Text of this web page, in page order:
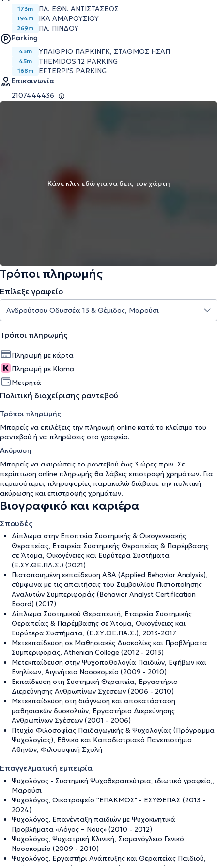
173m ΠΛ. ΕΘΝ. ΑΝΤΙΣΤΑΣΕΩΣ
194m ΙΚΑ ΑΜΑΡΟΥΣΙΟΥ
269m
ΠΛ. ΠΙΝΔΟΥ
Parking
43m ΥΠΑΙΘΡΙΟ ΠΑΡΚΙΝΓΚ, ΣΤΑΘΜΟΣ ΗΣΑΠ
45m THEMIDOS 12 PARKING
168m
EFTERPI'S PARKING
Επικοινωνία
2107444436
Κάνε κλικ εδώ για να δεις τον χάρτη
Τρόποι πληρωμής
Επίλεξε γραφείο
Τρόποι πληρωμής
Πληρωμή με κάρτα
Πληρωμή με Klarna
Μετρητά
Πολιτική διαχείρισης ραντεβού
Τρόποι πληρωμής
Μπορείς να επιλέξεις την πληρωμή online κατά το κλείσιμο του
ραντεβού ή να πληρώσεις στο γραφείο.
Ακύρωση
Μπορείς να ακυρώσεις το ραντεβού έως 3 ώρες πριν. Σε
περίπτωση online πληρωμής θα λάβεις επιστροφή χρημάτων. Για
περισσότερες πληροφορίες παρακαλώ διάβασε την πολιτική
ακύρωσης και επιστροφής χρημάτων.
Βιογραφικό και καριέρα
Σπουδές
Δίπλωμα στην Εποπτεία Συστημικής & Οικογενειακής
Θεραπείας, Εταιρεία Συστημικής Θεραπείας & Παρέμβασης
σε Άτομα, Οικογένειες και Ευρύτερα Συστήματα
(Ε.ΣΥ.ΘΕ.ΠΑ.Σ.) (2021)
Πιστοποιημένη εκπαίδευση ABA (Applied Behavior Analysis),
σύμφωνα με τις απαιτήσεις του Συμβουλίου Πιστοποίησης
Αναλυτών Συμπεριφοράς (Behavior Analyst Certification
Board) (2017)
Δίπλωμα Συστημικού Θεραπευτή, Εταιρεία Συστημικής
Θεραπείας & Παρέμβασης σε Άτομα, Οικογένειες και
Ευρύτερα Συστήματα, (Ε.ΣΥ.ΘΕ.ΠΑ.Σ.), 2013-2017
Μετεκπαίδευση σε Μαθησιακές Δυσκολίες και Προβλήματα
Συμπεριφοράς, Athenian College (2012 - 2013)
Μετεκπαίδευση στην Ψυχοπαθολογία Παιδιών, Εφήβων και
Ενηλίκων, Αιγινήτειο Νοσοκομείο (2009 - 2010)
Εκπαίδευση στη Συστημική Θεραπεία, Εργαστήριο
Διερεύνησης Ανθρωπίνων Σχέσεων (2006 - 2010)
Μετεκπαίδευση στη διάγνωση και αποκατάσταση
μαθησιακών δυσκολιών, Εργαστήριο Διερεύνησης
Ανθρωπίνων Σχέσεων (2001 - 2006)
Πτυχίο Φιλοσοφίας Παιδαγωγικής & Ψυχολογίας (Πρόγραμμα
Ψυχολογίας), Εθνικό και Καποδιστριακό Πανεπιστήμιο
Αθηνών, Φιλοσοφική Σχολή
Επαγγελματική εμπειρία
Ψυχολόγος - Συστημική Ψυχοθεραπεύτρια, ιδιωτικό γραφείο,,
Μαρούσι
Ψυχολόγος, Οικοτροφείο ''ΕΠΑΚΜΟΣ" - ΕΣΥΘΕΠΑΣ (2013 -
2024)
Ψυχολόγος, Επανένταξη παιδιών με Ψυχοκινητικά
Προβλήματα «Λόγος – Νους» (2010 - 2012)
Ψυχολόγος, Ψυχιατρική Κλινική, Σισμανόγλειο Γενικό
Νοσοκομείο (2009 - 2010)
Ψυχολόγος, Εργαστήρι Ανάπτυξης και Θεραπείας Παιδιού,